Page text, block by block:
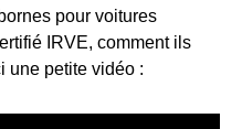
pour voitures
IRVE, comment ils
une petite vidéo :